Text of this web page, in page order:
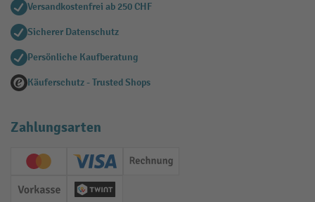
Versandkostenfrei ab 250 CHF
Sicherer Datenschutz
Persönliche Kaufberatung
Käuferschutz - Trusted Shops
Zahlungsarten
Creditcard (Master)Creditcard (Visa)
Rechnung
Vorkasse Twint